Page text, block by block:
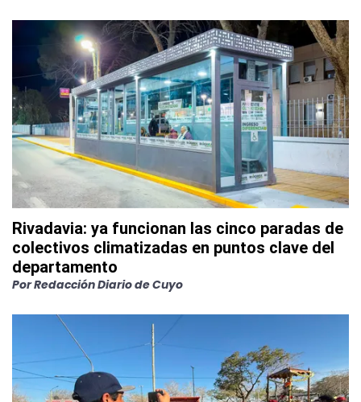
Rivadavia: ya funcionan las cinco paradas de
colectivos climatizadas en puntos clave del
departamento
PorRedacción Diario de Cuyo